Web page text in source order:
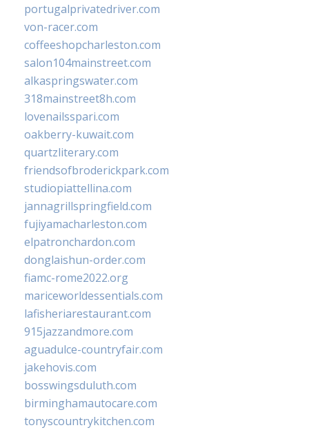
portugalprivatedriver.com
von-racer.com
coffeeshopcharleston.com
salon104mainstreet.com
alkaspringswater.com
318mainstreet8h.com
lovenailsspari.com
oakberry-kuwait.com
quartzliterary.com
friendsofbroderickpark.com
studiopiattellina.com
jannagrillspringfield.com
fujiyamacharleston.com
elpatronchardon.com
donglaishun-order.com
fiamc-rome2022.org
mariceworldessentials.com
lafisheriarestaurant.com
915jazzandmore.com
aguadulce-countryfair.com
jakehovis.com
bosswingsduluth.com
birminghamautocare.com
tonyscountrykitchen.com